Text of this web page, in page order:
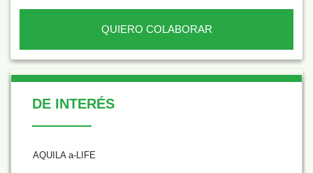
QUIERO COLABORAR
De Interés
DE INTERÉS
AQUILA a-LIFE